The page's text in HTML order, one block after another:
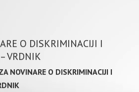
O DISKRIMINACIJI I
VRDNIK
NOVINARE O DISKRIMINACIJI I